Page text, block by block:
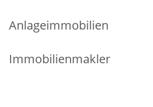
Anlageimmobilien
Immobilienmakler